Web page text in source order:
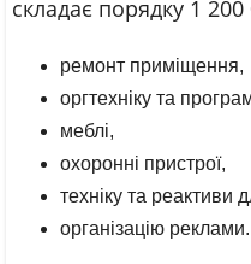
складає порядку 1
ремонт приміщення,
оргтехніку та
меблі,
охоронні пристрої,
техніку та реактиви
організацію реклами.